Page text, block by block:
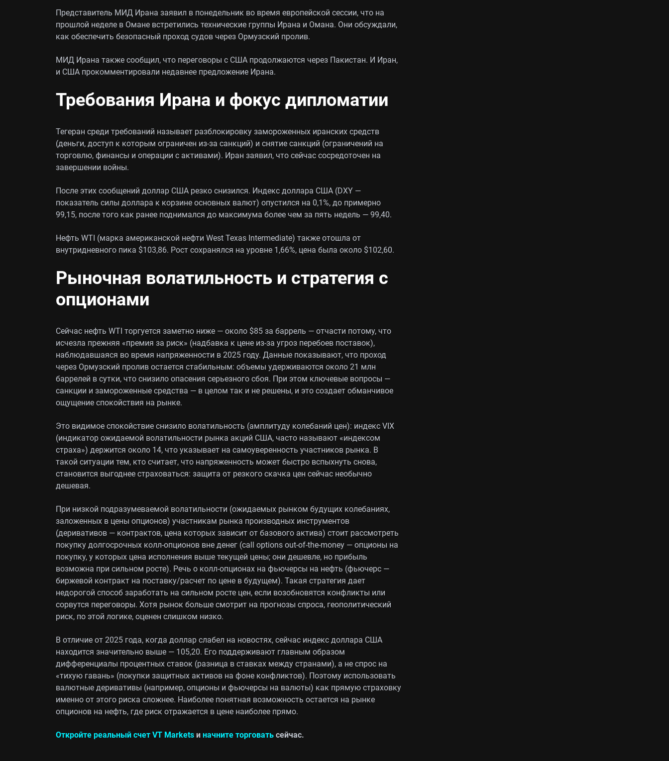
Представитель МИД Ирана заявил в понедельник во время европейской сессии, что на
прошлой неделе в Омане встретились технические группы Ирана и Омана. Они обсуждали,
как обеспечить безопасный проход судов через Ормузский пролив.
МИД Ирана также сообщил, что переговоры с США продолжаются через Пакистан. И Иран,
и США прокомментировали недавнее предложение Ирана.
Требования Ирана и фокус дипломатии
Тегеран среди требований называет разблокировку замороженных иранских средств
(деньги, доступ к которым ограничен из‑за санкций) и снятие санкций (ограничений на
торговлю, финансы и операции с активами). Иран заявил, что сейчас сосредоточен на
завершении войны.
После этих сообщений доллар США резко снизился. Индекс доллара США (DXY —
показатель силы доллара к корзине основных валют) опустился на 0,1%, до примерно
99,15, после того как ранее поднимался до максимума более чем за пять недель — 99,40.
Нефть WTI (марка американской нефти West Texas Intermediate) также отошла от
внутридневного пика $103,86. Рост сохранялся на уровне 1,66%, цена была около $102,60.
Рыночная волатильность и стратегия с
опционами
Сейчас нефть WTI торгуется заметно ниже — около $85 за баррель — отчасти потому, что
исчезла прежняя «премия за риск» (надбавка к цене из‑за угроз перебоев поставок),
наблюдавшаяся во время напряженности в 2025 году. Данные показывают, что проход
через Ормузский пролив остается стабильным: объемы удерживаются около 21 млн
баррелей в сутки, что снизило опасения серьезного сбоя. При этом ключевые вопросы —
санкции и замороженные средства — в целом так и не решены, и это создает обманчивое
ощущение спокойствия на рынке.
Это видимое спокойствие снизило волатильность (амплитуду колебаний цен): индекс VIX
(индикатор ожидаемой волатильности рынка акций США, часто называют «индексом
страха») держится около 14, что указывает на самоуверенность участников рынка. В
такой ситуации тем, кто считает, что напряженность может быстро вспыхнуть снова,
становится выгоднее страховаться: защита от резкого скачка цен сейчас необычно
дешевая.
При низкой подразумеваемой волатильности (ожидаемых рынком будущих колебаниях,
заложенных в цены опционов) участникам рынка производных инструментов
(деривативов — контрактов, цена которых зависит от базового актива) стоит рассмотреть
покупку долгосрочных колл-опционов вне денег (call options out-of-the-money — опционы на
покупку, у которых цена исполнения выше текущей цены; они дешевле, но прибыль
возможна при сильном росте). Речь о колл-опционах на фьючерсы на нефть (фьючерс —
биржевой контракт на поставку/расчет по цене в будущем). Такая стратегия дает
недорогой способ заработать на сильном росте цен, если возобновятся конфликты или
сорвутся переговоры. Хотя рынок больше смотрит на прогнозы спроса, геополитический
риск, по этой логике, оценен слишком низко.
В отличие от 2025 года, когда доллар слабел на новостях, сейчас индекс доллара США
находится значительно выше — 105,20. Его поддерживают главным образом
дифференциалы процентных ставок (разница в ставках между странами), а не спрос на
«тихую гавань» (покупки защитных активов на фоне конфликтов). Поэтому использовать
валютные деривативы (например, опционы и фьючерсы на валюты) как прямую страховку
именно от этого риска сложнее. Наиболее понятная возможность остается на рынке
опционов на нефть, где риск отражается в цене наиболее прямо.
Откройте реальный счет VT Markets и начните торговать сейчас.